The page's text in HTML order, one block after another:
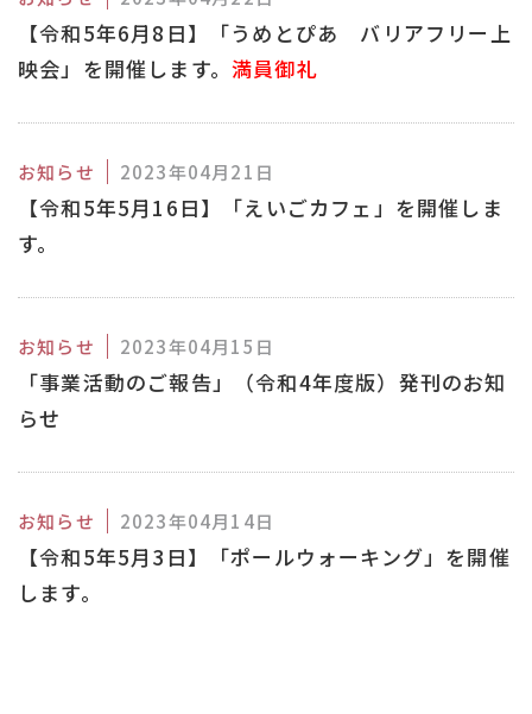
【令和5年6月8日】「うめとぴあ バリアフリー上
映会」を開催します。 満員御礼
お知らせ 2023年04月21日
【令和5年5月16日】「えいごカフェ」を開催しま
す。
お知らせ 2023年04月15日
「事業活動のご報告」（令和4年度版）発刊のお知
らせ
お知らせ 2023年04月14日
【令和5年5月3日】「ポールウォーキング」を開催
します。